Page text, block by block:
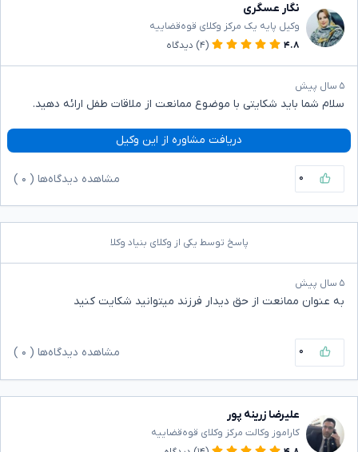
نگار عسگری
وکیل پایه یک مرکز وکلای قوه‌قضاییه
۴.۸
(۴) دیدگاه
۵ سال پیش
سلام شما باید شکایتی با موضوع ممانعت از ملاقات طفل ارائه دهید.
دریافت مشاوره از این وکیل
۰ مشاهده دیدگاه‌ها ( ۰
پاسخ توسط یکی از وکلای بنیاد وکلا
۵ سال پیش
به عنوان ممانعت از حق دیدار فرزند میتوانید شکایت کنید
۰ مشاهده دیدگاه‌ها ( ۰
علیرضا زرینه پور
کاراموز وکالت مرکز وکلای قوه‌قضاییه